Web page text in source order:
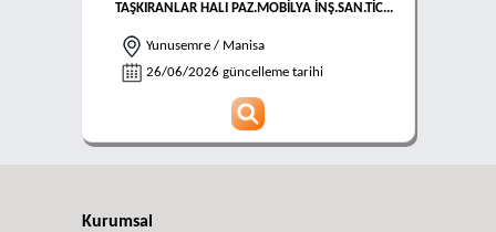
TAŞKIRANLAR HALI PAZ.MOBİLYA İNŞ.SAN.TİC...
Yunusemre / Manisa
26/06/2026 güncelleme tarihi
Kurumsal